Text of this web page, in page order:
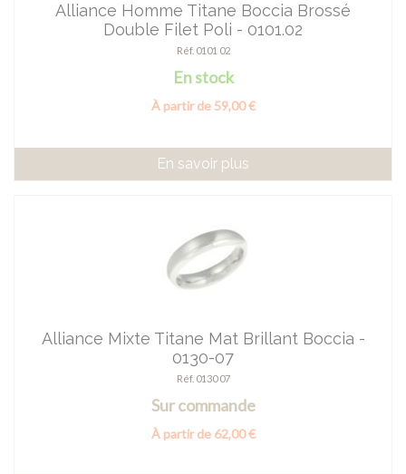
Alliance Homme Titane Boccia Brossé
Double Filet Poli - 0101.02
Réf. 0101 02
En stock
À partir de 59,00 €
En savoir plus
Alliance Mixte Titane Mat Brillant Boccia -
0130-07
Réf. 0130 07
Sur commande
À partir de 62,00 €